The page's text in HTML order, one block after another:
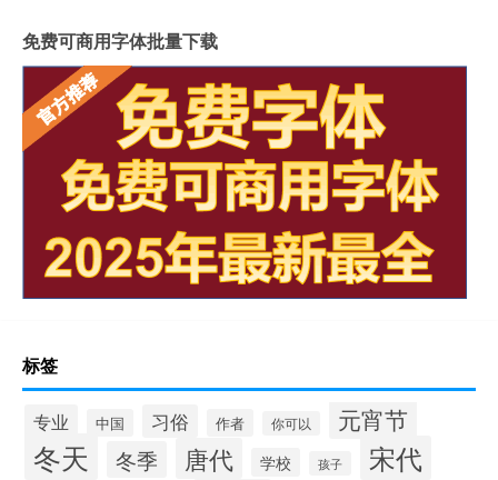
免费可商用字体批量下载
标签
专业 中国 习俗 作者 你可以 元宵节
冬天 冬季 唐代 学校 孩子 宋代